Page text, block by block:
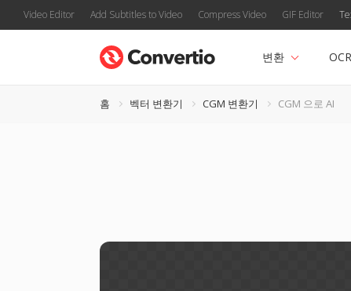
Video Editor Add Subtitles to Video Compress Video GIF Editor
변환 OCR
홈 벡터 변환기 CGM 변환기 CGM 으로 AI